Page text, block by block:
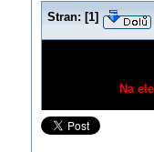
Stran: [1]
Na